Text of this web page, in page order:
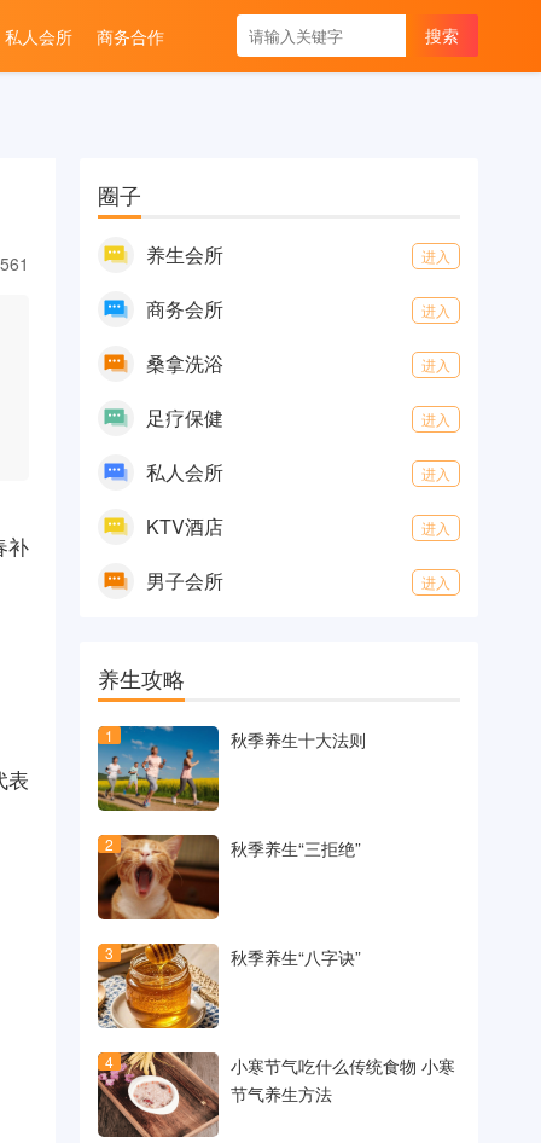
私人会所 商务合作
补
表
圈子
养生会所 进入
商务会所 进入
桑拿洗浴 进入
足疗保健 进入
私人会所 进入
KTV酒店 进入
男子会所 进入
养生攻略
1 秋季养生十大法则
2 秋季养生“三拒绝”
3 秋季养生“八字诀”
4
小寒节气吃什么传统食物 小寒
节气养生方法